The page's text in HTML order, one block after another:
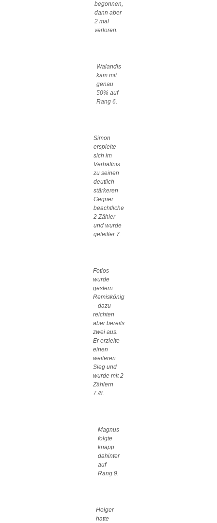
begonnen,
dann aber
2 mal
verloren.
Walandis
kam mit
genau
50% auf
Rang 6.
Simon
erspielte
sich im
Verhältnis
zu seinen
deutlich
stärkeren
Gegner
beachtliche
2 Zähler
und wurde
geteilter 7.
Fotios
wurde
gestern
Remiskönig
– dazu
reichten
aber bereits
zwei aus.
Er erzielte
einen
weiteren
Sieg und
wurde mit 2
Zählern
7./8.
Magnus
folgte
knapp
dahinter
auf
Rang 9.
Holger
hatte